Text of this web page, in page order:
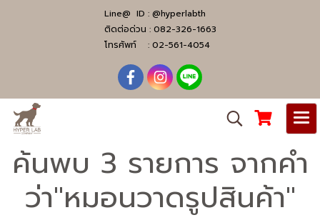
Line@ ID : @hyperlabth
ติดต่อด่วน : 082-326-1663
โทรศัพท์ : 02-561-4054
ค้นพบ 3 รายการ จากคำ
ว่า"หมอนวาดรูปสินค้า"